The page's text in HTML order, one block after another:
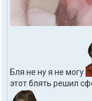
Бля не ну я не могу
этот блять решил